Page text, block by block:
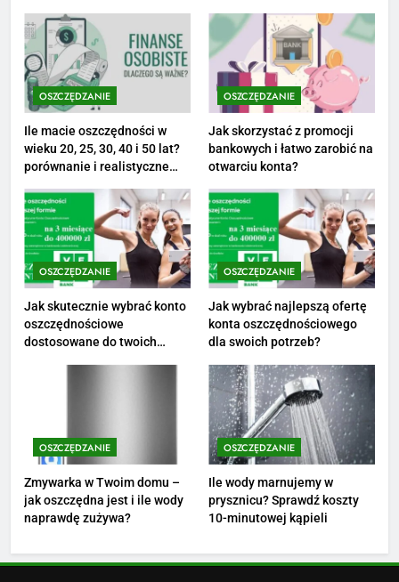
1
Ile zarabia striptizer: poznaj
aktualne stawki męskiego
striptizera
ZAROBKI
2
Ile zarabia psycholog szkolny:
poznaj średnie zarobki na tym
stanowisku
ZAROBKI
3
Ile zarabia florysta — średnie
zarobki, dodatki i sposoby na
podwyżkę
Ile zarabia nauczyciel
matematyki: średnie zarobki,
dodatki i perspektywy
ZAROBKI
5
średnie zarobki na tym
OSZCZĘDZANIE
Ile macie oszczędności w
wieku 20, 25, 30, 40 i 50 lat?
porównanie i realistyczne
OSZCZĘDZANIE
Jak skorzystać z promocji
bankowych i łatwo zarobić na
otwarciu konta?
OSZCZĘDZANIE
Jak skutecznie wybrać konto
oszczędnościowe
dostosowane do twoich
OSZCZĘDZANIE
Jak wybrać najlepszą ofertę
konta oszczędnościowego
dla swoich potrzeb?
OSZCZĘDZANIE
Zmywarka w Twoim domu –
jak oszczędna jest i ile wody
naprawdę zużywa?
OSZCZĘDZANIE
Ile wody marnujemy w
prysznicu? Sprawdź koszty
10-minutowej kąpieli